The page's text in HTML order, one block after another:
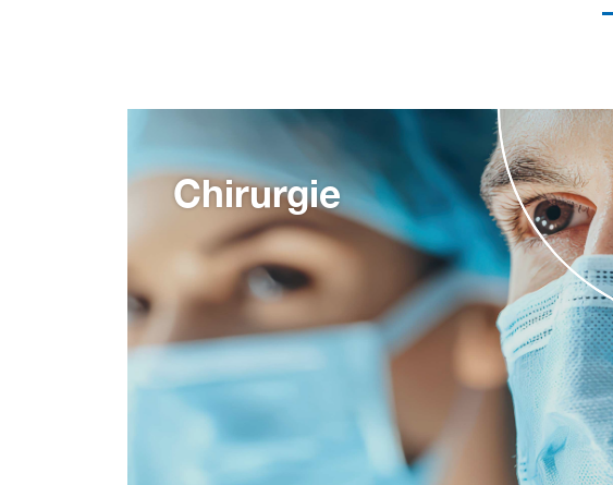
Chirurgie